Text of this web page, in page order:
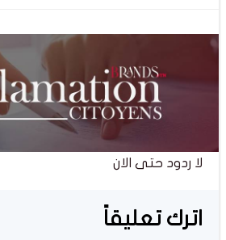
لا ردود حتى الان
اترك تعليقاً